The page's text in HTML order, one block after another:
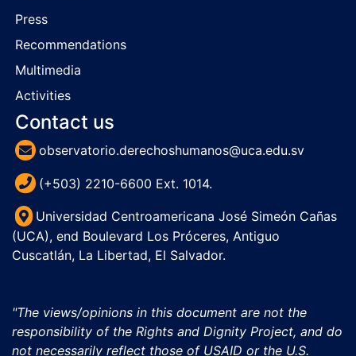
Press
Recommendations
Multimedia
Activities
Contact us
observatorio.derechoshumanos@uca.edu.sv
(+503) 2210-6600 Ext. 1014.
Universidad Centroamericana José Simeón Cañas
(UCA), end Boulevard Los Próceres, Antiguo
Cuscatlán, La Libertad, El Salvador.
"The views/opinions in this document are not the
responsibility of the Rights and Dignity Project, and do
not necessarily reflect those of USAID or the U.S.